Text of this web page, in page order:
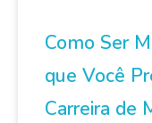
Como Ser
que Você
Carreira de